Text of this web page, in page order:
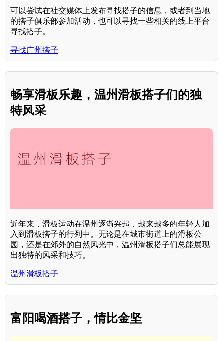
可以尝试在社交媒体上发布寻找搭子的信息，或者到当地
的搭子俱乐部参加活动，也可以寻找一些相关的线上平台
寻找搭子。
寻找广州搭子
畅享滑板乐趣，温州滑板搭子们的独
特风采
近年来，滑板运动在温州逐渐兴起，越来越多的年轻人加
入到滑板搭子的行列中。无论是在城市街道上的滑板公
园，还是在郊外的自然风光中，温州滑板搭子们总能展现
出独特的风采和技巧。
温州滑板搭子
富阳喝酒搭子，情比金坚